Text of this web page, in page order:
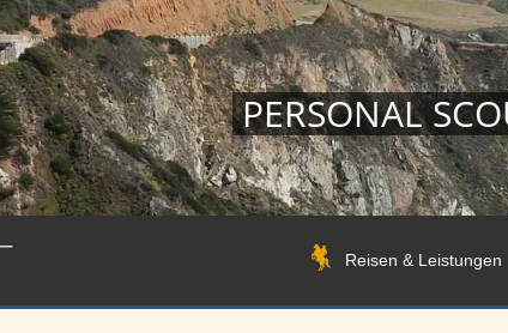
PERSONAL
Reisen & Leistungen